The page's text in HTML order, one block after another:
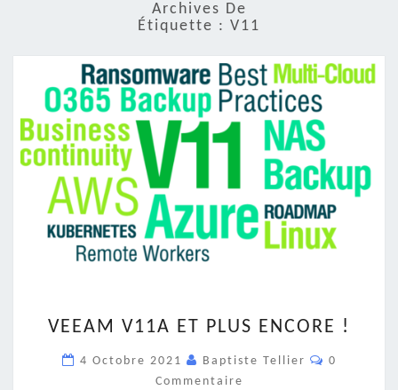
Archives De
Étiquette : V11
V11A
PLUS
ENCORE
VEEAM V11A ET PLUS ENCORE !
4 Octobre 2021 Baptiste Tellier
0
Commentaire